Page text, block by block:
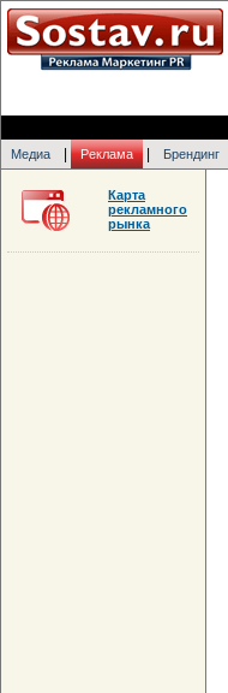
Медиа Реклама Брендинг
Карта
рекламного
рынка